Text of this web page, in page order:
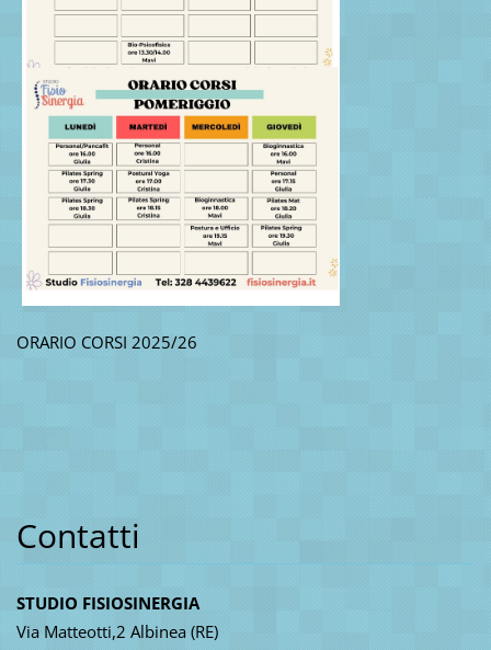
ORARIO CORSI 2025/26
Contatti
STUDIO FISIOSINERGIA
Via Matteotti,2 Albinea (RE)